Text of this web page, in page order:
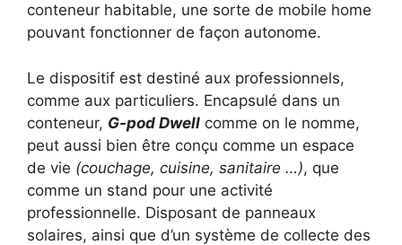
conteneur habitable, une sorte de mobile home
pouvant fonctionner de façon autonome.
Le dispositif est destiné aux professionnels,
comme aux particuliers. Encapsulé dans un
conteneur, G-pod Dwell comme on le nomme,
peut aussi bien être conçu comme un espace
de vie (couchage, cuisine, sanitaire …), que
comme un stand pour une activité
professionnelle. Disposant de panneaux
solaires, ainsi que d’un système de collecte des